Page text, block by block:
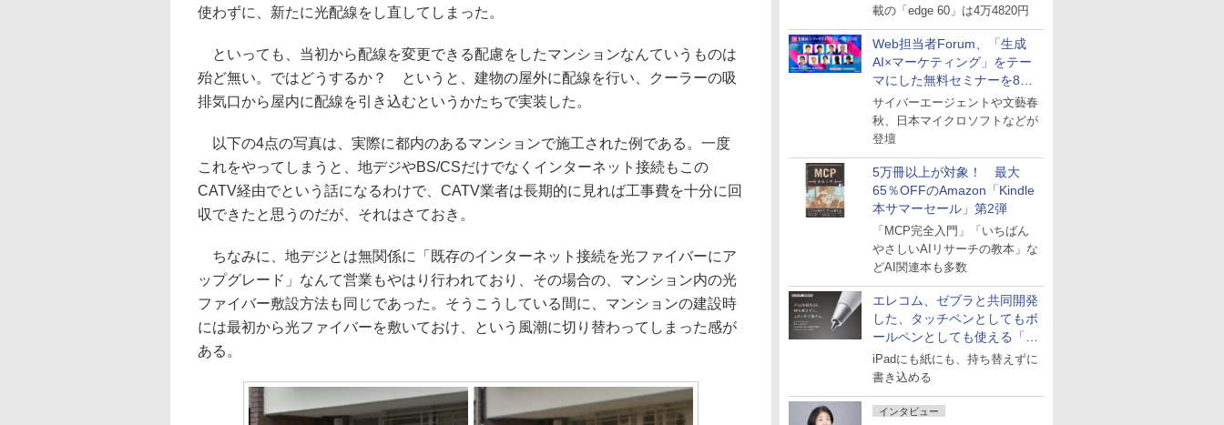
載の「edge 60」は4万4820円
Web担当者Forum、「生成
AI×マーケティング」をテー
マにした無料セミナーを8月
27日にオンライン開催
サイバーエージェントや文藝春
秋、日本マイクロソフトなどが
登壇
5万冊以上が対象！ 最大
65％OFFのAmazon「Kindle
本サマーセール」第2弾
「MCP完全入門」「いちばん
やさしいAIリサーチの教本」な
どAI関連本も多数
エレコム、ゼブラと共同開発
した、タッチペンとしてもボ
ールペンとしても使える「ス
タイラスツーウェイ」発売
iPadにも紙にも、持ち替えずに
書き込める
インタビュー
使わずに、新たに光配線をし直してしまった。
といっても、当初から配線を変更できる配慮をしたマンションなんていうものは
殆ど無い。ではどうするか？ というと、建物の屋外に配線を行い、クーラーの吸
排気口から屋内に配線を引き込むというかたちで実装した。
以下の4点の写真は、実際に都内のあるマンションで施工された例である。一度
これをやってしまうと、地デジやBS/CSだけでなくインターネット接続もこの
CATV経由でという話になるわけで、CATV業者は長期的に見れば工事費を十分に回
収できたと思うのだが、それはさておき。
ちなみに、地デジとは無関係に「既存のインターネット接続を光ファイバーにア
ップグレード」なんて営業もやはり行われており、その場合の、マンション内の光
ファイバー敷設方法も同じであった。そうこうしている間に、マンションの建設時
には最初から光ファイバーを敷いておけ、という風潮に切り替わってしまった感が
ある。